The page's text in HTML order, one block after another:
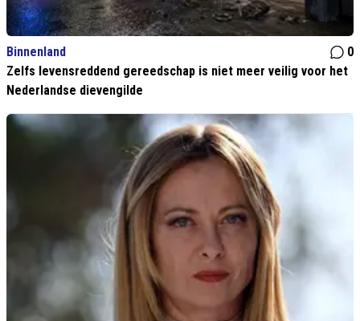
Binnenland
0
Zelfs levensreddend gereedschap is niet meer veilig voor het
Nederlandse dievengilde